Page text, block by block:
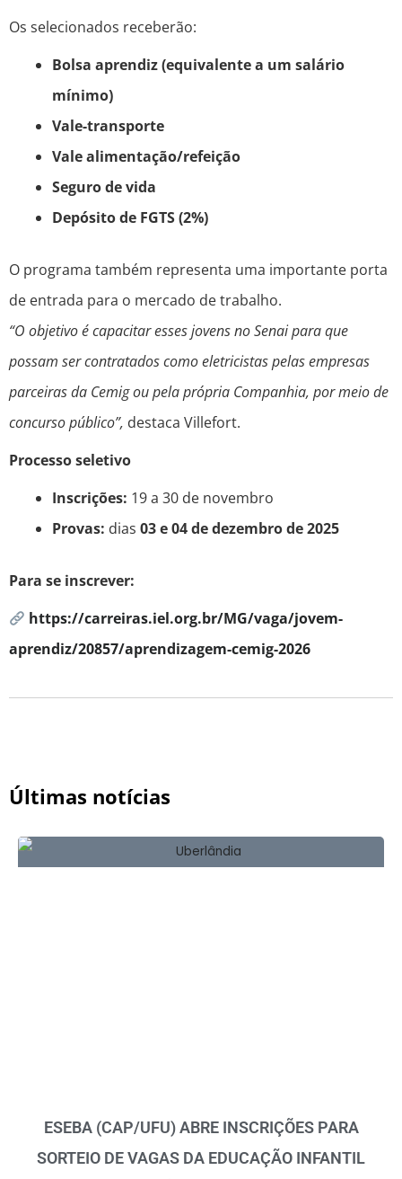
Os selecionados receberão:
Bolsa aprendiz (equivalente a um salário
mínimo)
Vale-transporte
Vale alimentação/refeição
Seguro de vida
Depósito de FGTS (2%)
O programa também representa uma importante porta
de entrada para o mercado de trabalho.
“O objetivo é capacitar esses jovens no Senai para que
possam ser contratados como eletricistas pelas empresas
parceiras da Cemig ou pela própria Companhia, por meio de
concurso público”, destaca Villefort.
Processo seletivo
Inscrições: 19 a 30 de novembro
Provas: dias 03 e 04 de dezembro de 2025
Para se inscrever:
https://carreiras.iel.org.br/MG/vaga/jovem-
aprendiz/20857/aprendizagem-cemig-2026
Últimas notícias
ESEBA (CAP/UFU) ABRE INSCRIÇÕES PARA
SORTEIO DE VAGAS DA EDUCAÇÃO INFANTIL